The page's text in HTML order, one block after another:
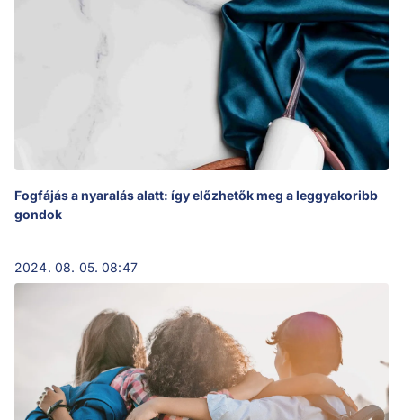
Fogfájás a nyaralás alatt: így előzhetők meg a leggyakoribb
gondok
2024. 08. 05. 08:47